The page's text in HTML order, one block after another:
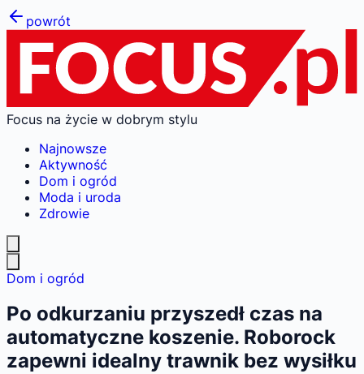
powrót
Focus na życie w dobrym stylu
Najnowsze
Aktywność
Dom i ogród
Moda i uroda
Zdrowie
Dom i ogród
Po odkurzaniu przyszedł czas na
automatyczne koszenie. Roborock
zapewni idealny trawnik bez wysiłku